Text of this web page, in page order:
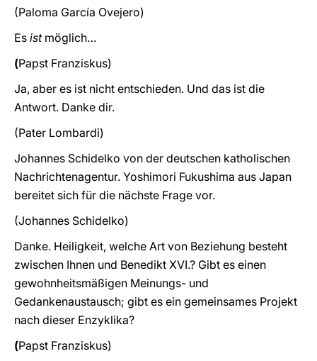
(Paloma García Ovejero)
Es ist möglich…
(Papst Franziskus)
Ja, aber es ist nicht entschieden. Und das ist die
Antwort. Danke dir.
(Pater Lombardi)
Johannes Schidelko von der deutschen katholischen
Nachrichtenagentur. Yoshimori Fukushima aus Japan
bereitet sich für die nächste Frage vor.
(Johannes Schidelko)
Danke. Heiligkeit, welche Art von Beziehung besteht
zwischen Ihnen und Benedikt XVI.? Gibt es einen
gewohnheitsmäßigen Meinungs- und
Gedankenaustausch; gibt es ein gemeinsames Projekt
nach dieser Enzyklika?
(Papst Franziskus)